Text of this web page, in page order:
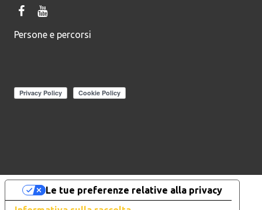
Persone e percorsi
Le tue preferenze relative alla privacy